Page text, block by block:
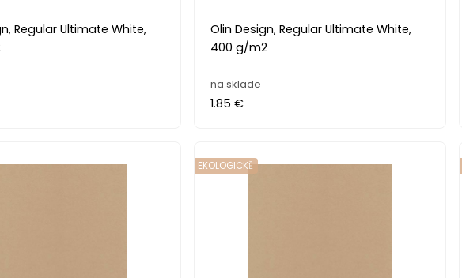
Regular Ultimate White,
Olin Design, Regular Ultimate White,
400 g/m2
na sklade
1.85 €
EKOLOGICKĚ